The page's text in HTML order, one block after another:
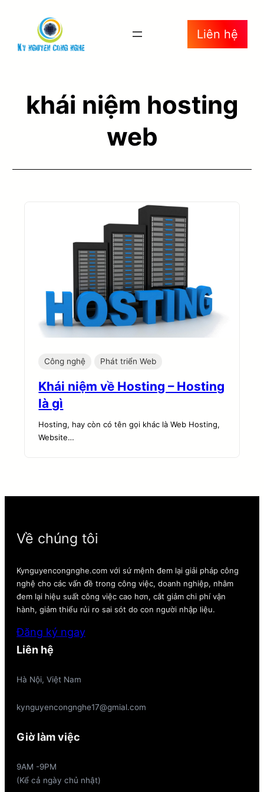
Liên hệ
khái niệm hosting
web
Công nghệ Phát triển Web
Khái niệm về Hosting – Hosting
là gì
Hosting, hay còn có tên gọi khác là Web Hosting,
Website…
Về chúng tôi
Kynguyencongnghe.com với sứ mệnh đem lại giải pháp công
nghệ cho các vấn đề trong công việc, doanh nghiệp, nhằm
đem lại hiệu suất công việc cao hơn, cắt giảm chi phí vận
hành, giảm thiểu rủi ro sai sót do con người nhập liệu.
Đăng ký ngay
Liên hệ
Hà Nội, Việt Nam
kynguyencongnghe17@gmial.com
Giờ làm việc
9AM -9PM
(Kể cả ngày chủ nhật)